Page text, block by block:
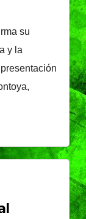
abril
su
y la